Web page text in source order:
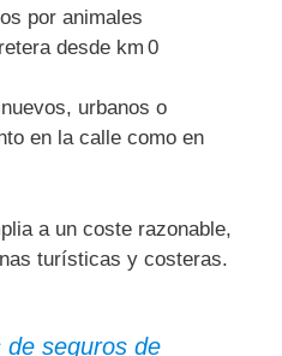
por animales
desde km 0
urbanos o
en la calle como en
a un coste razonable,
turísticas y costeras.
de seguros de